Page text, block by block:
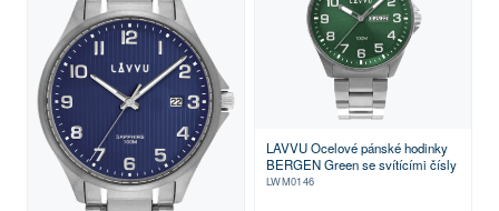
LAVVU Ocelové pánské hodinky
BERGEN Green se svítícími čísly
LWM0146